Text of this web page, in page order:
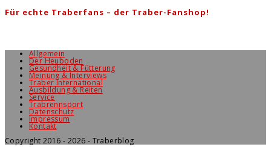
Für echte Traberfans – der Traber-Fanshop!
Allgemein
Der Heuboden
Gesundheit & Fütterung
Meinung & Interviews
Traber International
Ausbildung & Reiten
Service
Trabrennsport
Datenschutz
Impressum
Kontakt
Copyright 2016 - 2026 - Traberblog